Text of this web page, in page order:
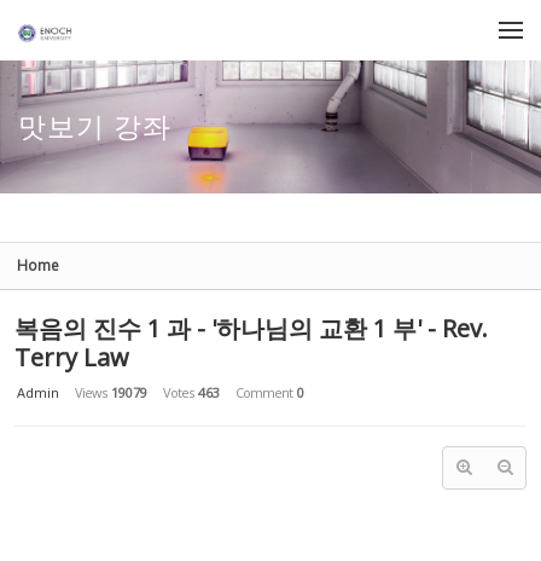
맛보기 강좌
Home
복음의 진수 1 과 - '하나님의 교환 1 부' - Rev.
Terry Law
Admin Views 19079 Votes 463 Comment 0